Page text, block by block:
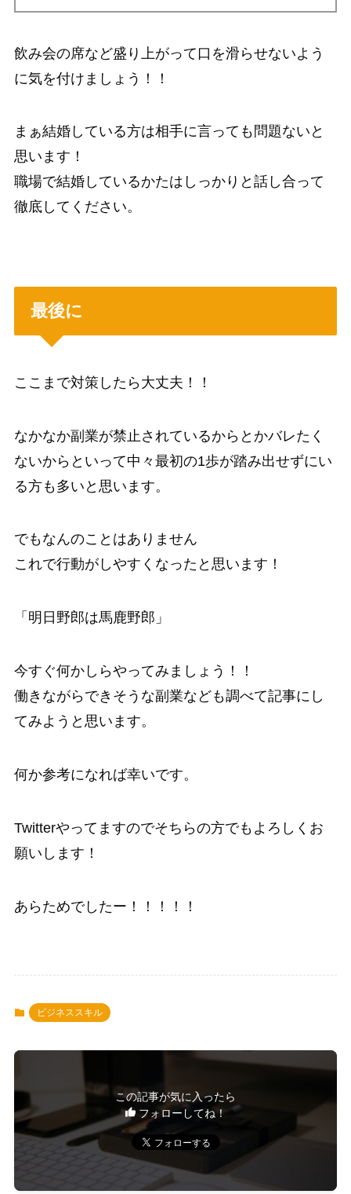
飲み会の席など盛り上がって口を滑らせないよう
に気を付けましょう！！
まぁ結婚している方は相手に言っても問題ないと
思います！
職場で結婚しているかたはしっかりと話し合って
徹底してください。
最後に
ここまで対策したら大丈夫！！
なかなか副業が禁止されているからとかバレたく
ないからといって中々最初の1歩が踏み出せずにい
る方も多いと思います。
でもなんのことはありません
これで行動がしやすくなったと思います！
「明日野郎は馬鹿野郎」
今すぐ何かしらやってみましょう！！
働きながらできそうな副業なども調べて記事にし
てみようと思います。
何か参考になれば幸いです。
Twitterやってますのでそちらの方でもよろしくお
願いします！
あらためでしたー！！！！！
ビジネススキル
この記事が気に入ったら
フォローしてね！